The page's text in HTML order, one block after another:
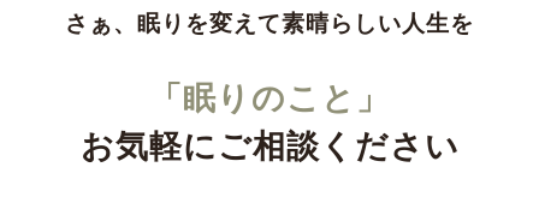
さぁ、眠りを変えて素晴らしい人生を
「眠りのこと」
お気軽にご相談ください